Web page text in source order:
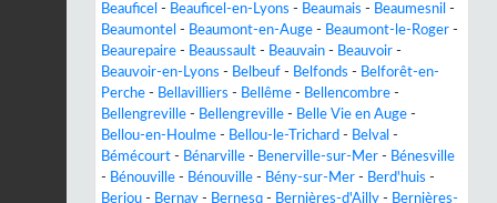
Beauficel - Beauficel-en-Lyons - Beaumais - Beaumesnil -
Beaumontel - Beaumont-en-Auge - Beaumont-le-Roger -
Beaurepaire - Beaussault - Beauvain - Beauvoir -
Beauvoir-en-Lyons - Belbeuf - Belfonds - Belforêt-en-
Perche - Bellavilliers - Bellême - Bellencombre -
Bellengreville - Bellengreville - Belle Vie en Auge -
Bellou-en-Houlme - Bellou-le-Trichard - Belval -
Bémécourt - Bénarville - Benerville-sur-Mer - Bénesville
- Bénouville - Bénouville - Bény-sur-Mer - Berd'huis -
Berjou - Bernay - Bernesq - Bernières-d'Ailly - Bernières-